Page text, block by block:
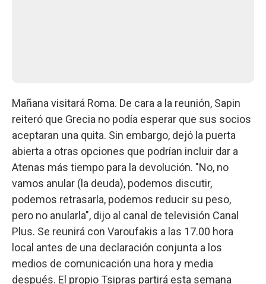
Mañana visitará Roma. De cara a la reunión, Sapin
reiteró que Grecia no podía esperar que sus socios
aceptaran una quita. Sin embargo, dejó la puerta
abierta a otras opciones que podrían incluir dar a
Atenas más tiempo para la devolución. "No, no
vamos anular (la deuda), podemos discutir,
podemos retrasarla, podemos reducir su peso,
pero no anularla", dijo al canal de televisión Canal
Plus. Se reunirá con Varoufakis a las 17.00 hora
local antes de una declaración conjunta a los
medios de comunicación una hora y media
después. El propio Tsipras partirá esta semana